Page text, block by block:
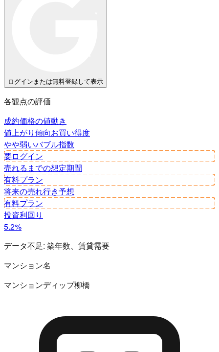
ログインまたは無料登録して表示
各観点の評価
成約価格の値動き
値上がり傾向お買い得度
やや弱いバブル指数
要ログイン
売れるまでの想定期間
有料プラン
将来の売れ行き予想
有料プラン
投資利回り
5.2%
データ不足: 築年数、賃貸需要
マンション名
マンションディップ柳橋